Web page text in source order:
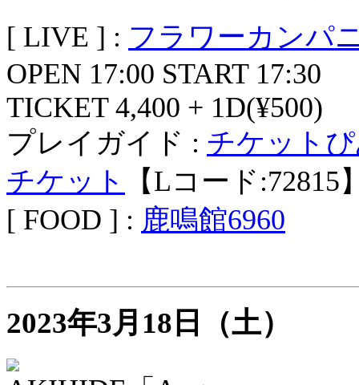
[ LIVE ] : フラワーカンパ
OPEN 17:00 START 17:30
TICKET 4,400 + 1D(¥500)
プレイガイド : チケット
チケット
【Lコード:72815
[ FOOD ] : 鹿鳴館6960
2023年3月18日（土）